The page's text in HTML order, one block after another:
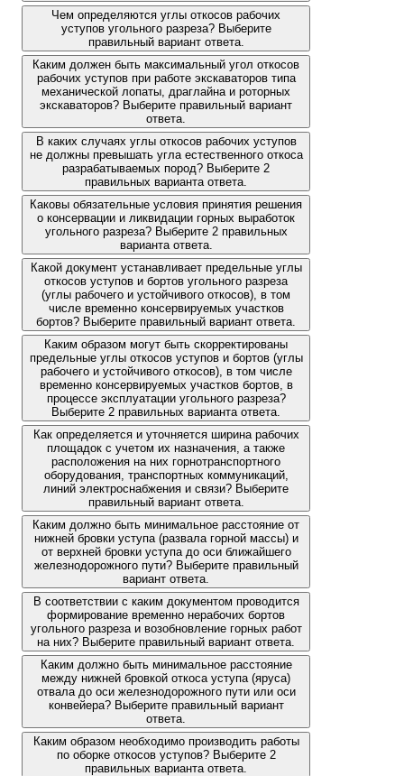
Чем определяются углы откосов рабочих
уступов угольного разреза? Выберите
правильный вариант ответа.
Каким должен быть максимальный угол откосов
рабочих уступов при работе экскаваторов типа
механической лопаты, драглайна и роторных
экскаваторов? Выберите правильный вариант
ответа.
В каких случаях углы откосов рабочих уступов
не должны превышать угла естественного откоса
разрабатываемых пород? Выберите 2
правильных варианта ответа.
Каковы обязательные условия принятия решения
о консервации и ликвидации горных выработок
угольного разреза? Выберите 2 правильных
варианта ответа.
Какой документ устанавливает предельные углы
откосов уступов и бортов угольного разреза
(углы рабочего и устойчивого откосов), в том
числе временно консервируемых участков
бортов? Выберите правильный вариант ответа.
Каким образом могут быть скорректированы
предельные углы откосов уступов и бортов (углы
рабочего и устойчивого откосов), в том числе
временно консервируемых участков бортов, в
процессе эксплуатации угольного разреза?
Выберите 2 правильных варианта ответа.
Как определяется и уточняется ширина рабочих
площадок с учетом их назначения, а также
расположения на них горнотранспортного
оборудования, транспортных коммуникаций,
линий электроснабжения и связи? Выберите
правильный вариант ответа.
Каким должно быть минимальное расстояние от
нижней бровки уступа (развала горной массы) и
от верхней бровки уступа до оси ближайшего
железнодорожного пути? Выберите правильный
вариант ответа.
В соответствии с каким документом проводится
формирование временно нерабочих бортов
угольного разреза и возобновление горных работ
на них? Выберите правильный вариант ответа.
Каким должно быть минимальное расстояние
между нижней бровкой откоса уступа (яруса)
отвала до оси железнодорожного пути или оси
конвейера? Выберите правильный вариант
ответа.
Каким образом необходимо производить работы
по оборке откосов уступов? Выберите 2
правильных варианта ответа.